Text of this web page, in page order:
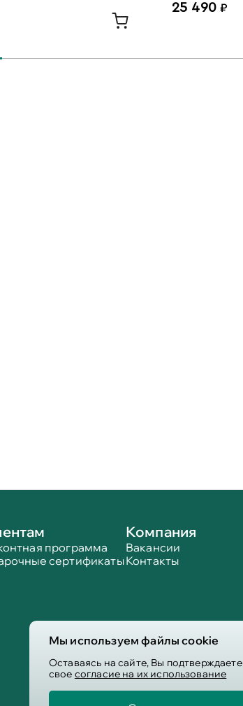
Мы используем файлы cookie
Оставаясь на сайте, Вы подтверждаете
свое согласие на их использование
25 490
программа
сертификаты
Компания
Вакансии
Контакты